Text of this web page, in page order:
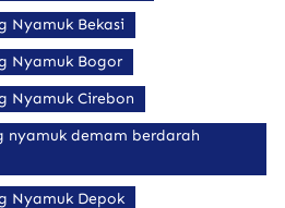
Nyamuk Bekasi
Nyamuk Bogor
Nyamuk Cirebon
nyamuk demam berdarah
Nyamuk Depok